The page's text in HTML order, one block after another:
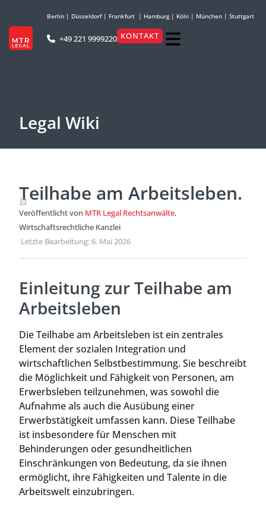
Berlin | Düsseldorf| Frankfurt | Hamburg| Köln | München | Stuttgart
+49 221 9999220 KONTAKT
Legal Wiki
Teilhabe am Arbeitsleben.
Veröffentlicht von MTR Legal Rechtsanwälte,
Wirtschaftsrechtliche Kanzlei
·Letzte Bearbeitung: 6. Mai 2026
Einleitung zur Teilhabe am
Arbeitsleben
Die Teilhabe am Arbeitsleben ist ein zentrales
Element der sozialen Integration und
wirtschaftlichen Selbstbestimmung. Sie beschreibt
die Möglichkeit und Fähigkeit von Personen, am
Erwerbsleben teilzunehmen, was sowohl die
Aufnahme als auch die Ausübung einer
Erwerbstätigkeit umfassen kann. Diese Teilhabe
ist insbesondere für Menschen mit
Behinderungen oder gesundheitlichen
Einschränkungen von Bedeutung, da sie ihnen
ermöglicht, ihre Fähigkeiten und Talente in die
Arbeitswelt einzubringen.